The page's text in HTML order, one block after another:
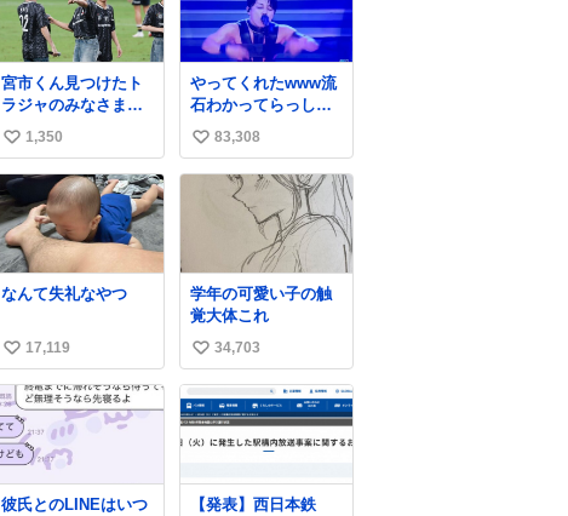
数
数
宮市くん見つけたト
ラジャのみなさまと
のやりとりが微笑ま
しかった…マリノス
至上主義なのでこれ
見てて一気に好感度
が爆上がりました…
🥹
い
い
ね
数
1,350
やってくれたwww流
石わかってらっしゃ
る🤣🤣🤣 #Mステ #西
川貴教
い
い
83,308
なんて失礼なやつ
い
い
ね
数
17,119
学年の可愛い子の触
覚大体これ
い
い
ね
数
34,703
彼氏とのLINEはいつ
【発表】西日本鉄